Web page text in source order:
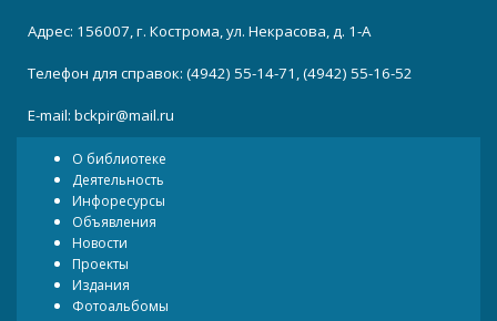
Адрес: 156007, г. Кострома, ул. Некрасова, д. 1-А
Телефон для справок: (4942) 55-14-71, (4942) 55-16-52
E-mail: bckpir@mail.ru
О библиотеке
Деятельность
Инфоресурсы
Объявления
Новости
Проекты
Издания
Фотоальбомы